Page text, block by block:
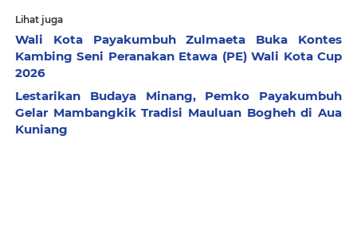
Lihat juga
Wali Kota Payakumbuh Zulmaeta Buka Kontes
Kambing Seni Peranakan Etawa (PE) Wali Kota Cup
2026
Lestarikan Budaya Minang, Pemko Payakumbuh
Gelar Mambangkik Tradisi Mauluan Bogheh di Aua
Kuniang